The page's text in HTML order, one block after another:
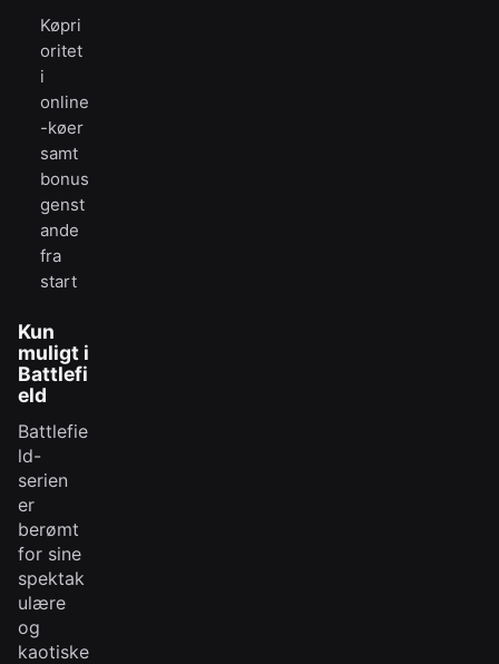
Køpri
oritet
i
online
-køer
samt
bonus
genst
ande
fra
start
Kun
muligt i
Battlefi
eld
Battlefie
ld-
serien
er
berømt
for sine
spektak
ulære
og
kaotiske